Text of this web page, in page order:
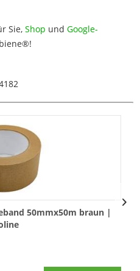
Sie, Shop und Google-
50mmx50m braun |